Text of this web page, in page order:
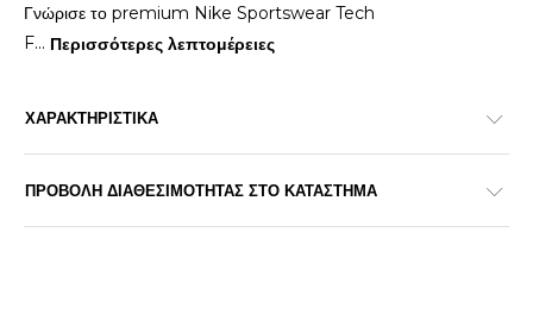
Γνώρισε το premium Nike Sportswear Tech
F... Περισσότερες λεπτομέρειες
ΧΑΡΑΚΤΗΡΙΣΤΙΚΑ
ΠΡΟΒΟΛΗ ΔΙΑΘΕΣΙΜΟΤΗΤΑΣ ΣΤΟ ΚΑΤΑΣΤΗΜΑ